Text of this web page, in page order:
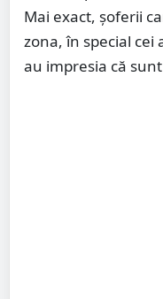
Mai exact, șoferii
zona, în special
au impresia că